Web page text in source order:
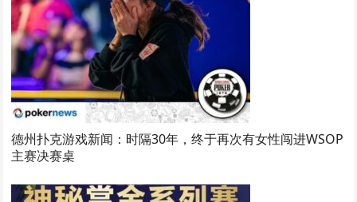
德州扑克游戏新闻：时隔30年，终于再次有女性闯进WSOP
主赛决赛桌